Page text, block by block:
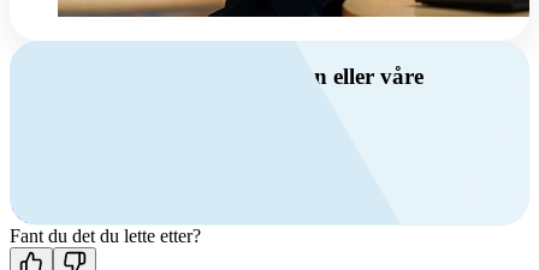
Har du spørsmål om ventilasjon eller våre
Kontakt oss
Fant du det du lette etter?